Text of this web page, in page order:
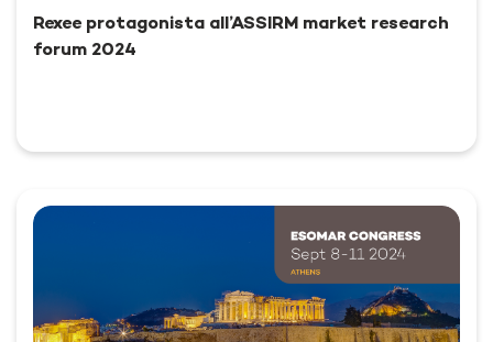
Rexee protagonista all’ASSIRM market research
forum 2024